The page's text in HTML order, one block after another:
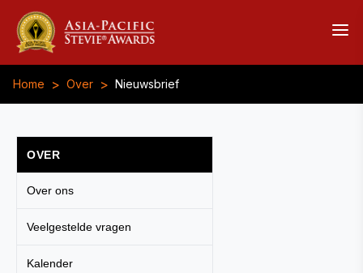
Home > Over > Nieuwsbrief
OVER
Over ons
Veelgestelde vragen
Kalender